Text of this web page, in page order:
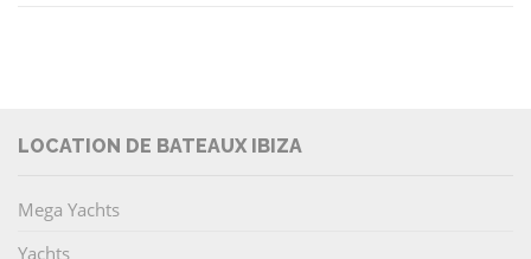
LOCATION DE BATEAUX IBIZA
Mega Yachts
Yachts